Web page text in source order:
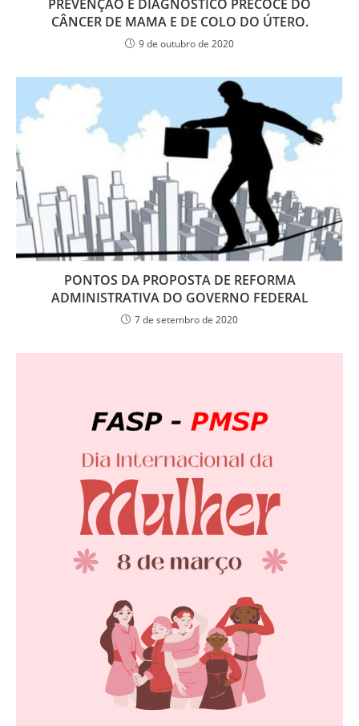
PREVENÇÃO E DIAGNÓSTICO PRECOCE DO
CÂNCER DE MAMA E DE COLO DO ÚTERO.
9 de outubro de 2020
PONTOS DA PROPOSTA DE REFORMA
ADMINISTRATIVA DO GOVERNO FEDERAL
7 de setembro de 2020